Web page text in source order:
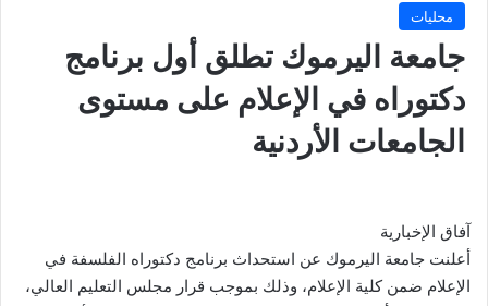
محليات
جامعة اليرموك تطلق أول برنامج
دكتوراه في الإعلام على مستوى
الجامعات الأردنية
آفاق الإخبارية
أعلنت جامعة اليرموك عن استحداث برنامج دكتوراه الفلسفة في
الإعلام ضمن كلية الإعلام، وذلك بموجب قرار مجلس التعليم العالي،